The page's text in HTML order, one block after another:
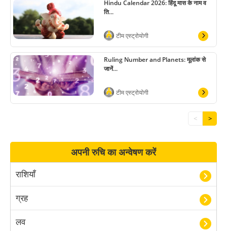
Hindu Calendar 2026: हिंदू मास के नाम व
ति...
टीम एस्ट्रोयोगी
Ruling Number and Planets: मूलांक से
जानें...
टीम एस्ट्रोयोगी
< >
अपनी रुचि का अन्वेषण करें
राशियाँ
ग्रह
लव